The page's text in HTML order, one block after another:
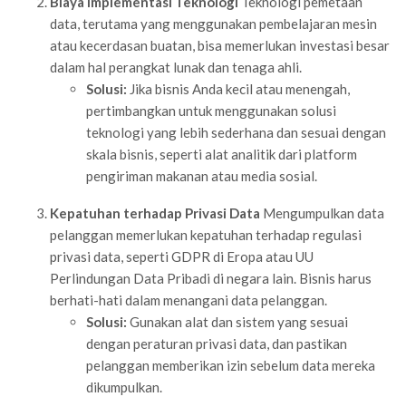
data, terutama yang menggunakan pembelajaran mesin
atau kecerdasan buatan, bisa memerlukan investasi besar
dalam hal perangkat lunak dan tenaga ahli.
Solusi: Jika bisnis Anda kecil atau menengah,
pertimbangkan untuk menggunakan solusi
teknologi yang lebih sederhana dan sesuai dengan
skala bisnis, seperti alat analitik dari platform
pengiriman makanan atau media sosial.
Kepatuhan terhadap Privasi Data Mengumpulkan data
pelanggan memerlukan kepatuhan terhadap regulasi
privasi data, seperti GDPR di Eropa atau UU
Perlindungan Data Pribadi di negara lain. Bisnis harus
berhati-hati dalam menangani data pelanggan.
Solusi: Gunakan alat dan sistem yang sesuai
dengan peraturan privasi data, dan pastikan
pelanggan memberikan izin sebelum data mereka
dikumpulkan.